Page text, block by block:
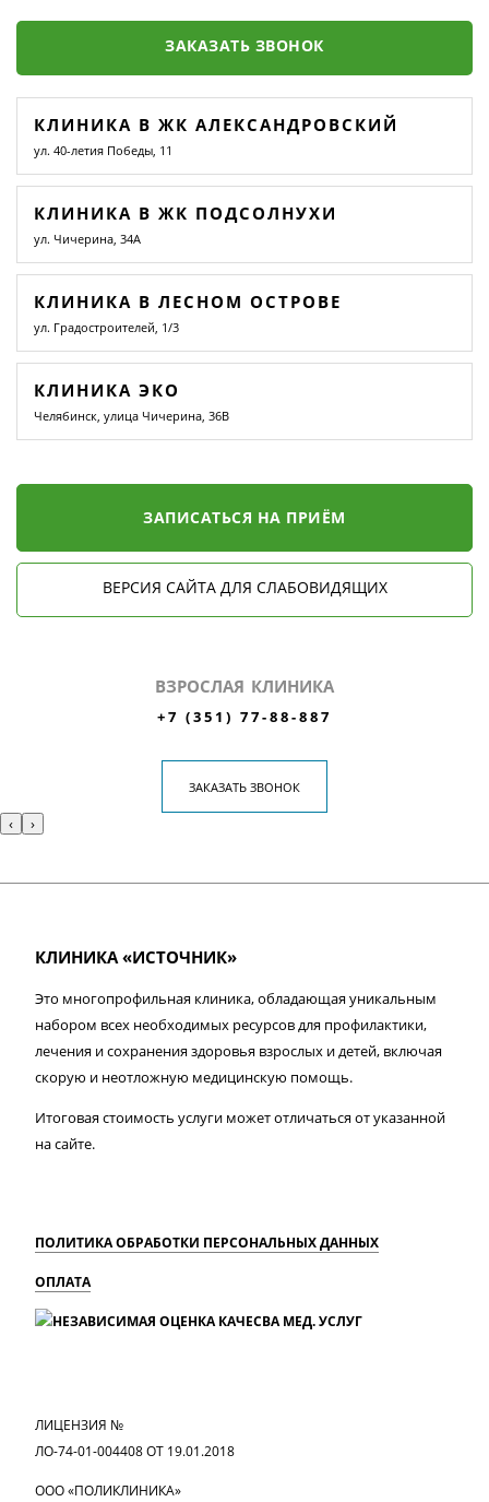
ЗАКАЗАТЬ ЗВОНОК
КЛИНИКА В ЖК АЛЕКСАНДРОВСКИЙ
ул. 40-летия Победы, 11
КЛИНИКА В ЖК ПОДСОЛНУХИ
ул. Чичерина, 34А
КЛИНИКА В ЛЕСНОМ ОСТРОВЕ
ул. Градостроителей, 1/3
КЛИНИКА ЭКО
Челябинск, улица Чичерина, 36В
ЗАПИСАТЬСЯ НА ПРИЁМ
ВЕРСИЯ САЙТА ДЛЯ СЛАБОВИДЯЩИХ
ВЗРОСЛАЯ КЛИНИКА
+7 (351) 77-88-887
ЗАКАЗАТЬ ЗВОНОК
‹ ›
КЛИНИКА «ИСТОЧНИК»
Это многопрофильная клиника, обладающая уникальным
набором всех необходимых ресурсов для профилактики,
лечения и сохранения здоровья взрослых и детей, включая
скорую и неотложную медицинскую помощь.
Итоговая стоимость услуги может отличаться от указанной
на сайте.
ПОЛИТИКА ОБРАБОТКИ ПЕРСОНАЛЬНЫХ ДАННЫХ
ОПЛАТА
ЛИЦЕНЗИЯ №
ЛО-74-01-004408 ОТ 19.01.2018
ООО «ПОЛИКЛИНИКА»